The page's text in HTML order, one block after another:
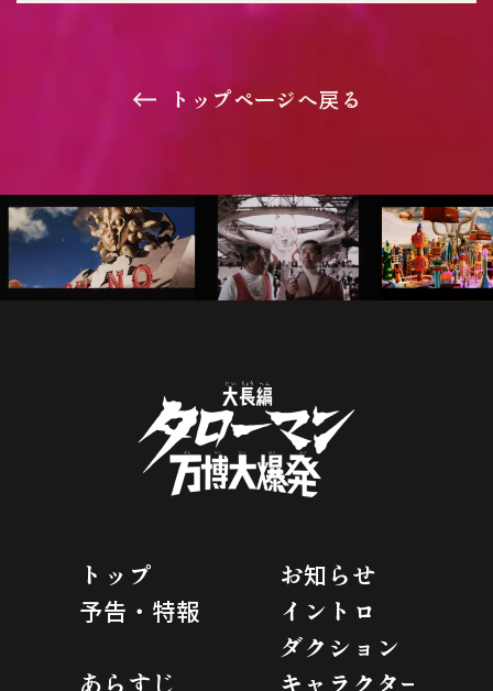
トップページへ戻る
トップ
お知らせ
予告・特報
イントロ
ダクション
あらすじ
キャラクター